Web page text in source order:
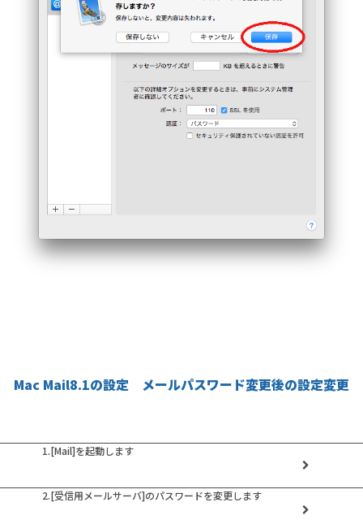
Mac Mail8.1の設定 メールパスワード変更後の設定変更
1.[Mail]を起動します
2.[受信用メールサーバ]のパスワードを変更します